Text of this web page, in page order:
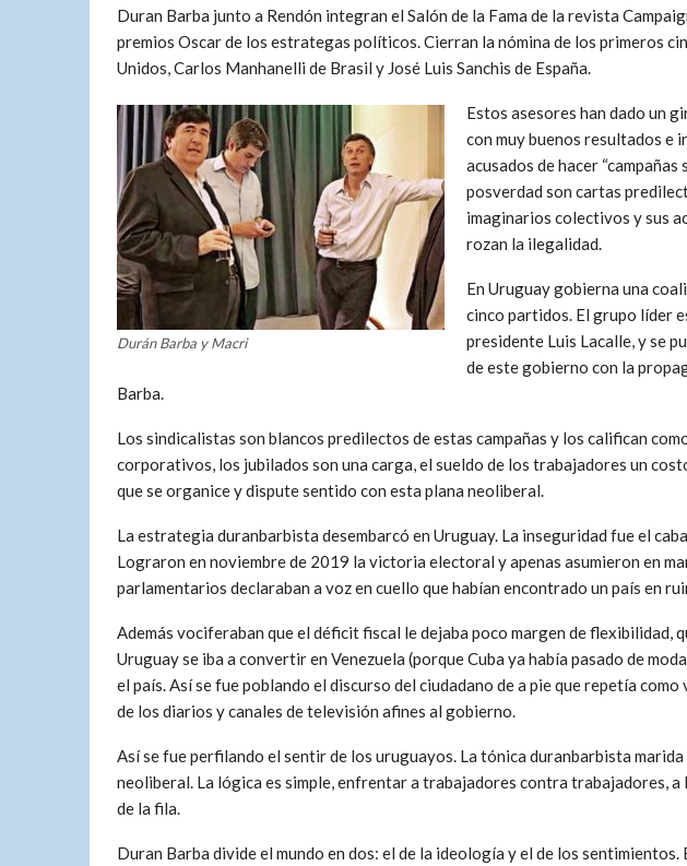
Duran Barba junto a Rendón integran el Salón de la Fama de la revista
premios Oscar de los estrategas políticos. Cierran la nómina de los primeros
Unidos, Carlos Manhanelli de Brasil y José Luis Sanchis de España.
Durán Barba y Macri
Estos asesores han dado un
con muy buenos resultados e
acusados de hacer “campañas
posverdad son cartas
imaginarios colectivos y sus
rozan la ilegalidad.
En Uruguay gobierna una
cinco partidos. El grupo líder
presidente Luis Lacalle, y se
de este gobierno con la
Barba.
Los sindicalistas son blancos predilectos de estas campañas y los califican
corporativos, los jubilados son una carga, el sueldo de los trabajadores un
que se organice y dispute sentido con esta plana neoliberal.
La estrategia duranbarbista desembarcó en Uruguay. La inseguridad fue el
Lograron en noviembre de 2019 la victoria electoral y apenas asumieron en
parlamentarios declaraban a voz en cuello que habían encontrado un país en
Además vociferaban que el déficit fiscal le dejaba poco margen de flexibilidad,
Uruguay se iba a convertir en Venezuela (porque Cuba ya había pasado de
el país. Así se fue poblando el discurso del ciudadano de a pie que repetía
de los diarios y canales de televisión afines al gobierno.
Así se fue perfilando el sentir de los uruguayos. La tónica duranbarbista
neoliberal. La lógica es simple, enfrentar a trabajadores contra trabajadores,
de la fila.
Duran Barba divide el mundo en dos: el de la ideología y el de los sentimientos.